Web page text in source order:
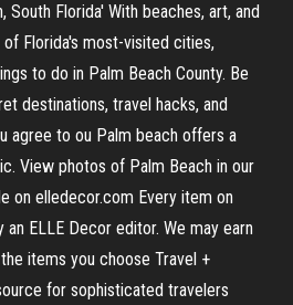
South Florida' With beaches, art, and
Florida's most-visited cities,
to do in Palm Beach County. Be
destinations, travel hacks, and
agree to ou Palm beach offers a
View photos of Palm Beach in our
on elledecor.com Every item on
ELLE Decor editor. We may earn
items you choose Travel +
for sophisticated travelers